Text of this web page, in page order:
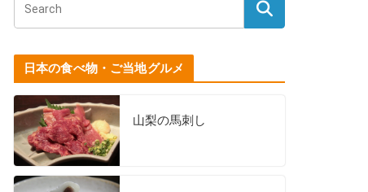
日本の食べ物・ご当地グルメ
山梨の馬刺し